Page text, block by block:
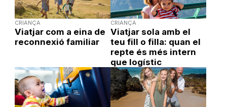
CRIANÇA
Viatjar com a eina de
reconnexió familiar
CRIANÇA
Viatjar sola amb el
teu fill o filla: quan el
repte és més intern
que logístic